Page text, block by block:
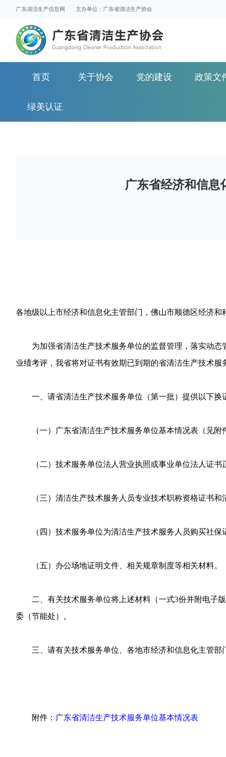
广东清洁生产信息网 主办单位：广东省清洁生产协会
首页 关于协会 党的建设 政策文
绿美认证
广东省经济和信息
各地级以上市经济和信息化主管部门，佛山市顺德区经济和
为加强省清洁生产技术服务单位的监督管理，落实动态
业绩考评，我省将对证书有效期已到期的省清洁生产技术
一、请省清洁生产技术服务单位（第一批）提供以下换
（一）广东省清洁生产技术服务单位基本情况表（见附
（二）技术服务单位法人营业执照或事业单位法人证书
（三）清洁生产技术服务人员专业技术职称资格证书和
（四）技术服务单位为清洁生产技术服务人员购买社保
（五）办公场地证明文件、相关规章制度等相关材料。
二、有关技术服务单位将上述材料（一式3份并附电子版
委（节能处）。
三、请有关技术服务单位、各地市经济和信息化主管部
附件： 广东省清洁生产技术服务单位基本情况表